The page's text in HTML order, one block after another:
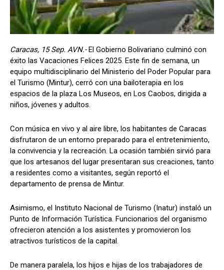
Caracas, 15 Sep. AVN.-El Gobierno Bolivariano culminó con
éxito las Vacaciones Felices 2025. Este fin de semana, un
equipo multidisciplinario del Ministerio del Poder Popular para
el Turismo (Mintur), cerró con una bailoterapia en los
espacios de la plaza Los Museos, en Los Caobos, dirigida a
niños, jóvenes y adultos.
Con música en vivo y al aire libre, los habitantes de Caracas
disfrutaron de un entorno preparado para el entretenimiento,
la convivencia y la recreación. La ocasión también sirvió para
que los artesanos del lugar presentaran sus creaciones, tanto
a residentes como a visitantes, según reportó el
departamento de prensa de Mintur.
Asimismo, el Instituto Nacional de Turismo (Inatur) instaló un
Punto de Información Turística. Funcionarios del organismo
ofrecieron atención a los asistentes y promovieron los
atractivos turísticos de la capital.
De manera paralela, los hijos e hijas de los trabajadores de